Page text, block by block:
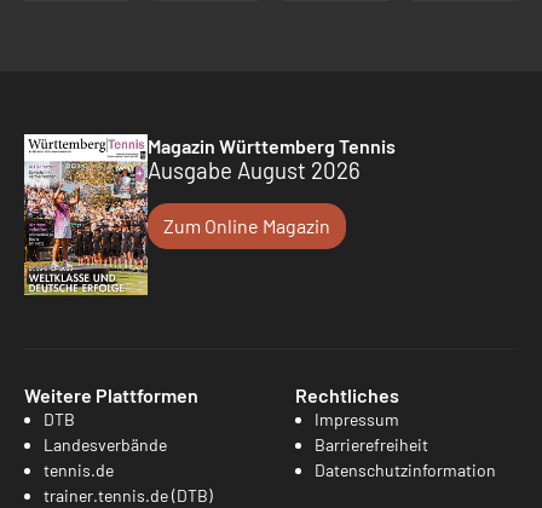
Magazin Württemberg Tennis
Ausgabe August 2026
Zum Online Magazin
Weitere Plattformen
DTB
Landesverbände
tennis.de
trainer.tennis.de (DTB)
Rechtliches
Impressum
Barrierefreiheit
Datenschutzinformation